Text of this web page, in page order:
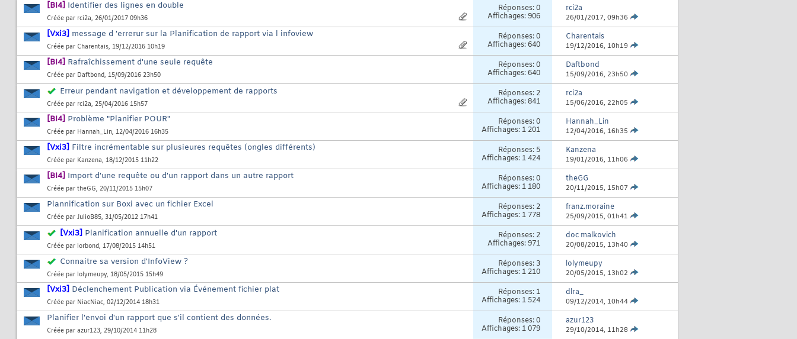
[BI4] Identifier des lignes en double
Créée par rci2a, 26/01/2017 09h36
Réponses:0
Affichages: 906
rci2a
26/01/2017, 09h36
[Vxi3] message d 'errerur sur la Planification de rapport via l infoview
Créée par Charentais, 19/12/2016 10h19
Réponses:0
Affichages: 640
Charentais
19/12/2016, 10h19
[BI4] Rafraîchissement d'une seule requête
Créée par Daftbond, 15/09/2016 23h50
Réponses:0
Affichages: 640
Daftbond
15/09/2016, 23h50
Erreur pendant navigation et développement de rapports
Créée par rci2a, 25/04/2016 15h57
Réponses: 2
Affichages: 841
rci2a
15/06/2016, 22h05
[BI4] Problème "Planifier POUR"
Créée par Hannah_Lin, 12/04/2016 16h35
Réponses:0
Affichages: 1 201
Hannah_Lin
12/04/2016, 16h35
[Vxi3] Filtre incrémentable sur plusieures requêtes (ongles différents)
Créée par Kanzena, 18/12/2015 11h22
Réponses: 5
Affichages: 1 424
Kanzena
19/01/2016, 11h06
[BI4] Import d'une requête ou d'un rapport dans un autre rapport
Créée par theGG, 20/11/2015 15h07
Réponses:0
Affichages: 1 180
theGG
20/11/2015, 15h07
Plannification sur Boxi avec un fichier Excel
Créée par JulioB85, 31/05/2012 17h41
Réponses: 2
Affichages: 1 778
franz.moraine
25/09/2015, 01h41
[Vxi3] Planification annuelle d'un rapport
Créée par lorbond, 17/08/2015 14h51
Réponses: 2
Affichages: 971
doc malkovich
20/08/2015, 13h40
Connaitre sa version d'InfoView ?
Créée par lolymeupy, 18/05/2015 15h49
Réponses: 3
Affichages: 1 210
lolymeupy
20/05/2015, 13h02
[Vxi3] Déclenchement Publication via Événement fichier plat
Créée par NiacNiac, 02/12/2014 18h31
Réponses: 1
Affichages: 1 524
dlra_
09/12/2014, 10h44
Planifier l'envoi d'un rapport que s'il contient des données.
Créée par azur123, 29/10/2014 11h28
Réponses:0
Affichages: 1 079
azur123
29/10/2014, 11h28